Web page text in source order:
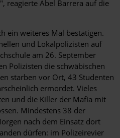
reagierte Abel Barrera auf die
ein weiteres Mal bestätigen.
und Lokalpolizisten auf
am 26. September
Polizisten die schwäbischen
starben vor Ort, 43 Studenten
ermordet. Vieles
und die Killer der Mafia mit
Mindestens 38 der
nach dem Einsatz dort
dürfen: im Polizeirevier